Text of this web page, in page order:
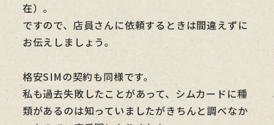
在）。
ですので、店員さんに依頼するときは間違えずに
お伝えしましょう。
格安SIMの契約も同様です。
私も過去失敗したことがあって、シムカードに種
類があるのは知っていましたがきちんと調べなか